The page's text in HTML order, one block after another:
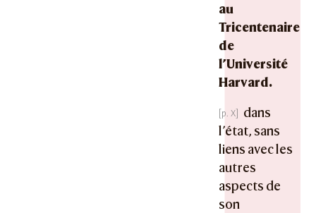
au
Tricentenaire
de
l’Université
Harvard.
dans
l’état, sans
liens avec les
autres
aspects de
son